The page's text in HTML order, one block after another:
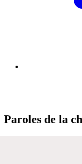
Paroles de la